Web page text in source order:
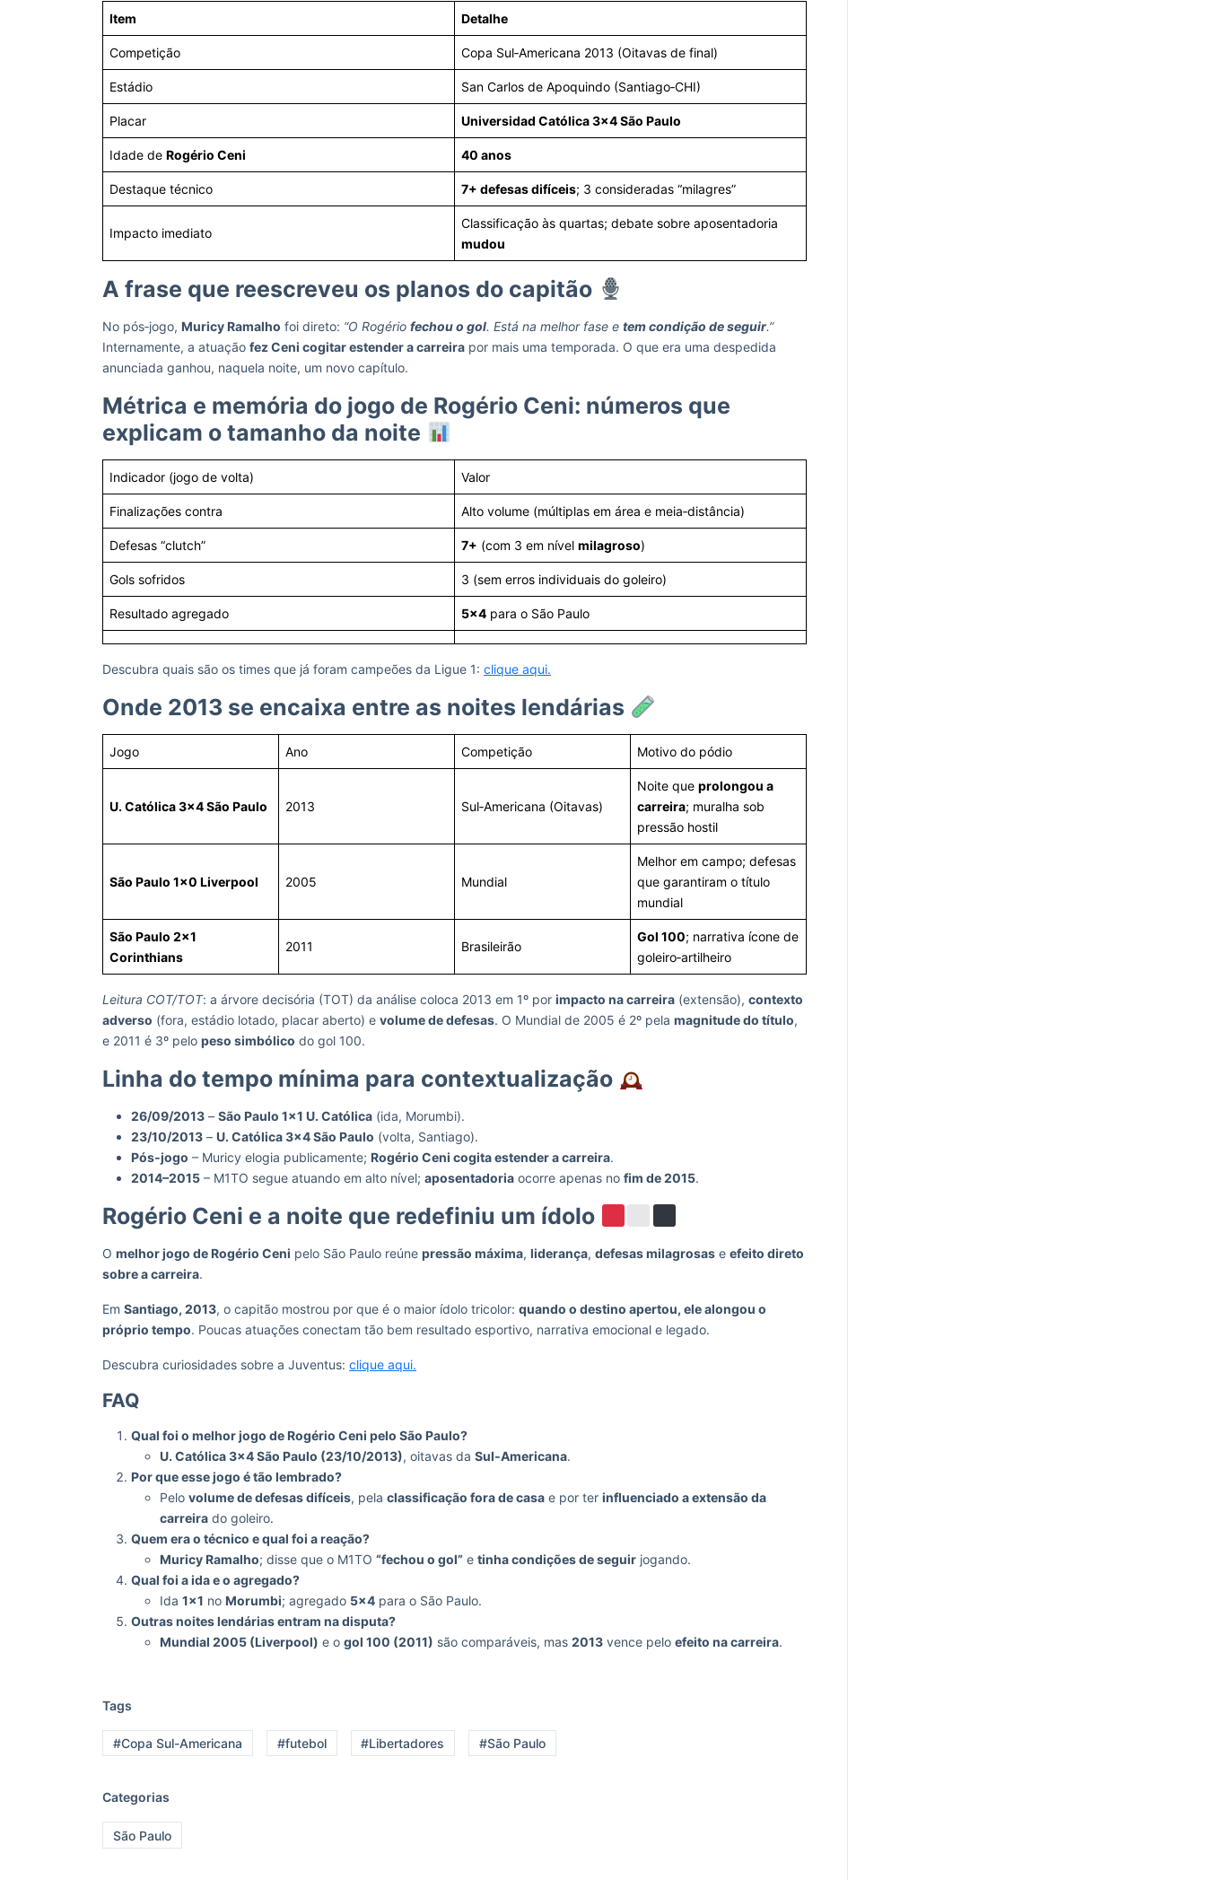
Item Detalhe
Competição Copa Sul‑Americana 2013 (Oitavas de final)
Estádio San Carlos de Apoquindo (Santiago‑CHI)
Placar Universidad Católica 3×4 São Paulo
Idade de Rogério Ceni 40 anos
Destaque técnico 7+ defesas difíceis; 3 consideradas “milagres”
Impacto imediato
Classificação às quartas; debate sobre aposentadoria
mudou
A frase que reescreveu os planos do capitão
No pós‑jogo, Muricy Ramalho foi direto: “O Rogério fechou o gol. Está na melhor fase e tem condição de seguir.”
Internamente, a atuação fez Ceni cogitar estender a carreira por mais uma temporada. O que era uma despedida
anunciada ganhou, naquela noite, um novo capítulo.
Métrica e memória do jogo de Rogério Ceni: números que
explicam o tamanho da noite
Indicador (jogo de volta) Valor
Finalizações contra Alto volume (múltiplas em área e meia‑distância)
Defesas “clutch” 7+ (com 3 em nível milagroso)
Gols sofridos 3 (sem erros individuais do goleiro)
Resultado agregado 5×4 para o São Paulo
Descubra quais são os times que já foram campeões da Ligue 1: clique aqui.
Onde 2013 se encaixa entre as noites lendárias
Jogo Ano Competição Motivo do pódio
U. Católica 3×4 São Paulo 2013 Sul‑Americana (Oitavas)
Noite que prolongou a
carreira; muralha sob
pressão hostil
São Paulo 1×0 Liverpool 2005 Mundial
Melhor em campo; defesas
que garantiram o título
mundial
São Paulo 2×1
Corinthians
2011 Brasileirão
Gol 100; narrativa ícone de
goleiro‑artilheiro
Leitura COT/TOT: a árvore decisória (TOT) da análise coloca 2013 em 1º por impacto na carreira (extensão), contexto
adverso (fora, estádio lotado, placar aberto) e volume de defesas. O Mundial de 2005 é 2º pela magnitude do título,
e 2011 é 3º pelo peso simbólico do gol 100.
Linha do tempo mínima para contextualização
26/09/2013 – São Paulo 1×1 U. Católica (ida, Morumbi).
23/10/2013 – U. Católica 3×4 São Paulo (volta, Santiago).
Pós‑jogo – Muricy elogia publicamente; Rogério Ceni cogita estender a carreira.
2014–2015 – M1TO segue atuando em alto nível; aposentadoria ocorre apenas no fim de 2015.
Rogério Ceni e a noite que redefiniu um ídolo
O melhor jogo de Rogério Ceni pelo São Paulo reúne pressão máxima, liderança, defesas milagrosas e efeito direto
sobre a carreira.
Em Santiago, 2013, o capitão mostrou por que é o maior ídolo tricolor: quando o destino apertou, ele alongou o
próprio tempo. Poucas atuações conectam tão bem resultado esportivo, narrativa emocional e legado.
Descubra curiosidades sobre a Juventus: clique aqui.
FAQ
Qual foi o melhor jogo de Rogério Ceni pelo São Paulo?
U. Católica 3×4 São Paulo (23/10/2013), oitavas da Sul‑Americana.
Por que esse jogo é tão lembrado?
Pelo volume de defesas difíceis, pela classificação fora de casa e por ter influenciado a extensão da
carreira do goleiro.
Quem era o técnico e qual foi a reação?
Muricy Ramalho; disse que o M1TO “fechou o gol” e tinha condições de seguir jogando.
Qual foi a ida e o agregado?
Ida 1×1 no Morumbi; agregado 5×4 para o São Paulo.
Outras noites lendárias entram na disputa?
Mundial 2005 (Liverpool) e o gol 100 (2011) são comparáveis, mas 2013 vence pelo efeito na carreira.
Tags
#Copa Sul-Americana #futebol #Libertadores #São Paulo
Categorias
São Paulo